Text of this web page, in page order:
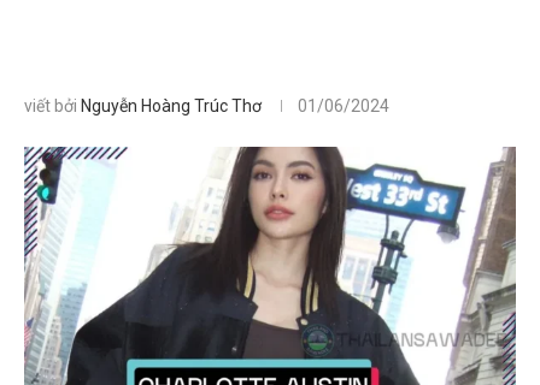
viết bởi Nguyễn Hoàng Trúc Thơ 01/06/2024